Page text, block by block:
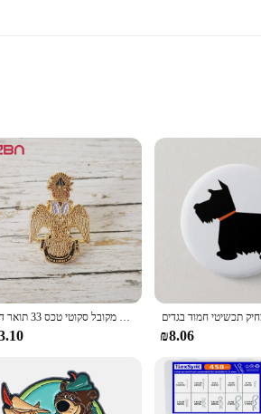
Shawls & Scarves. These beautifully
touch, ensuring a gentle embrace against the
of elegance to your casual outfit, our Scottish
The shawls and scarves are
vendors and suppliers looking to offer a unique
הבונים החופשיים דש סיכות זוגי בראשות נשר סיכת תג מייסון בונה חופשי עתיקות & מקובל סקוטי טכס 33 תואר דאוס MEUMQUE JUS
₪8.06